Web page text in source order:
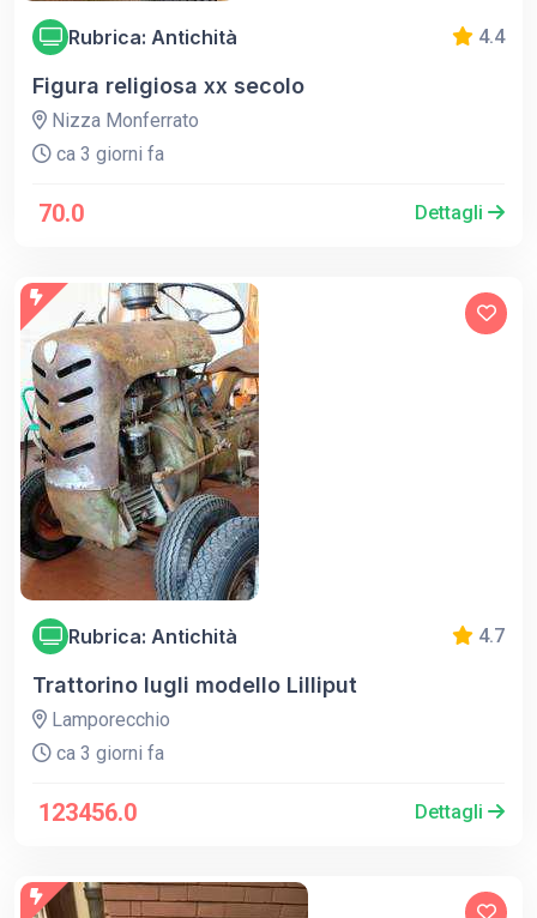
Rubrica: Antichità 4.4
Figura religiosa xx secolo
Nizza Monferrato
ca 3 giorni fa
70.0 Dettagli
Rubrica: Antichità 4.7
Trattorino lugli modello Lilliput
Lamporecchio
ca 3 giorni fa
123456.0 Dettagli